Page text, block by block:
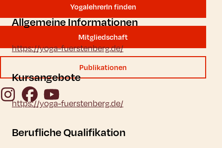
YogalehrerIn finden
Mitgliedschaft
Publikationen
InstagramFacebook
YouTube
Allgemeine Informationen
https://yoga-fuerstenberg.de/
Kursangebote
https://yoga-fuerstenberg.de/
Berufliche Qualifikation